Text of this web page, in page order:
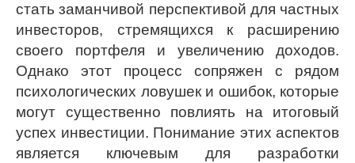
стать заманчивой перспективой для частных
инвесторов, стремящихся к расширению
своего портфеля и увеличению доходов.
Однако этот процесс сопряжен с рядом
психологических ловушек и ошибок, которые
могут существенно повлиять на итоговый
успех инвестиции. Понимание этих аспектов
является ключевым для разработки